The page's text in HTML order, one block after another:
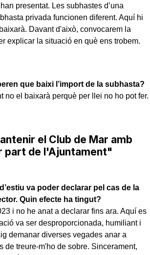
presentat. Les subhastes d’una
privada funcionen diferent. Aquí hi
Davant d'això, convocarem la
explicar la situació en què ens trobem.
que baixi l’import de la subhasta?
no el baixarà perquè per llei no ho pot fer.
el Club de Mar amb
part de l'Ajuntament"
va poder declarar pel cas de la
Quin efecte ha tingut?
i no he anat a declarar fins ara. Aquí es
va ser desproporcionada, humiliant i
demanar diverses vegades anar a
de treure-m'ho de sobre. Sincerament,